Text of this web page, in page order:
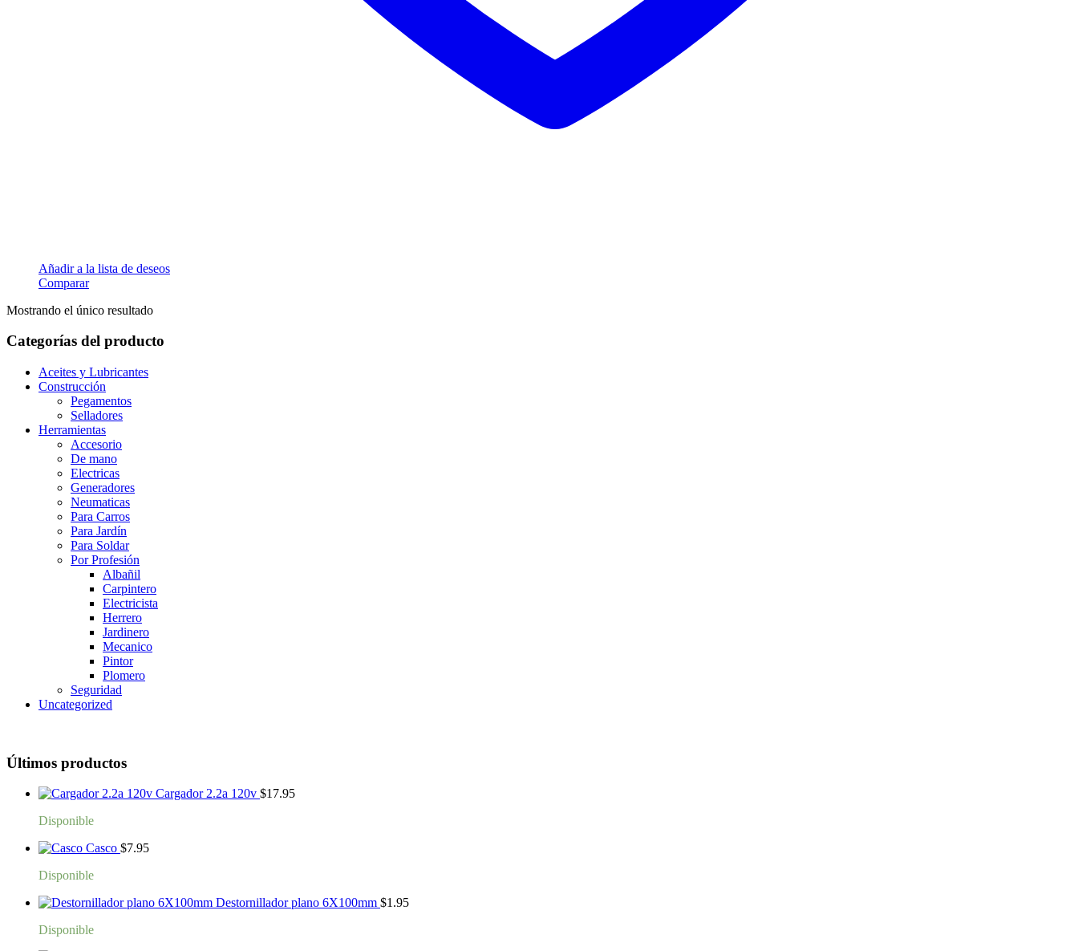
Añadir a la lista de deseos
Comparar
Mostrando el único resultado
Categorías del producto
Aceites y Lubricantes
Construcción
Pegamentos
Selladores
Herramientas
Accesorio
De mano
Electricas
Generadores
Neumaticas
Para Carros
Para Jardín
Para Soldar
Por Profesión
Albañil
Carpintero
Electricista
Herrero
Jardinero
Mecanico
Pintor
Plomero
Seguridad
Uncategorized
Últimos productos
Cargador 2.2a 120v $17.95
Disponible
Casco $7.95
Disponible
Destornillador plano 6X100mm $1.95
Disponible